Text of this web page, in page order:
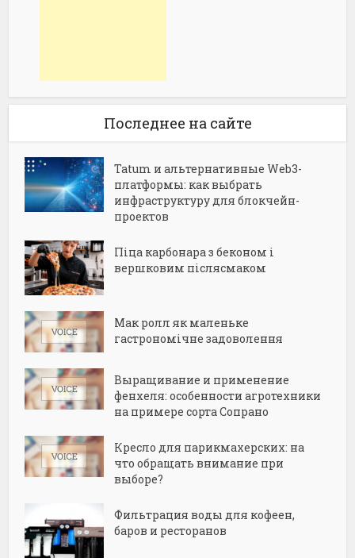
Последнее на сайте
Tatum и альтернативные Web3-
платформы: как выбрать
инфраструктуру для блокчейн-
проектов
Піца карбонара з беконом і
вершковим післясмаком
Мак ролл як маленьке
гастрономічне задоволення
Выращивание и применение
фенхеля: особенности агротехники
на примере сорта Сопрано
Кресло для парикмахерских: на
что обращать внимание при
выборе?
Фильтрация воды для кофеен,
баров и ресторанов